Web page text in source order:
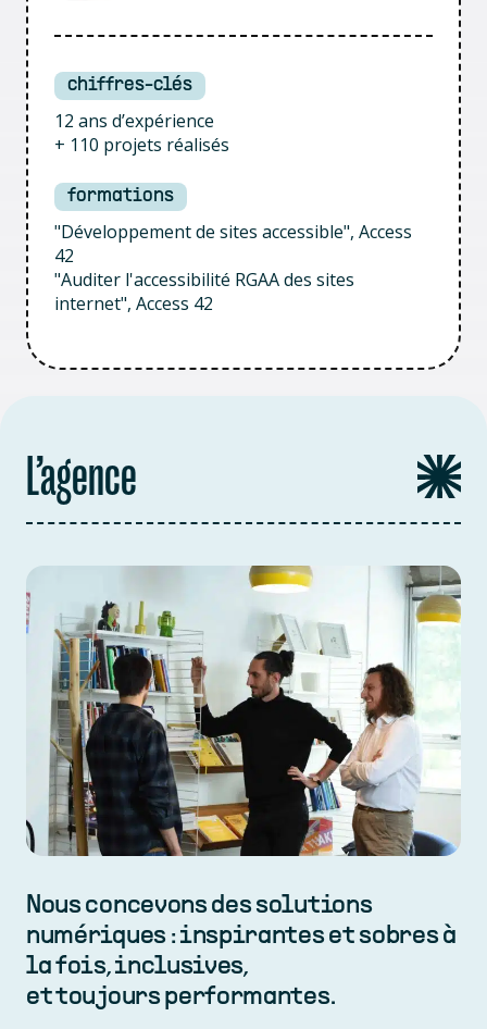
chiffres-clés
12 ans d’expérience
+ 110 projets réalisés
formations
"Développement de sites accessible", Access
42
"Auditer l'accessibilité RGAA des sites
internet", Access 42
L’agence
Nous concevons des solutions
numériques : inspirantes et sobres à
la fois, inclusives,
et toujours performantes.